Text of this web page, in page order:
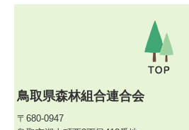
鳥取県森林組合連合会
〒680-0947